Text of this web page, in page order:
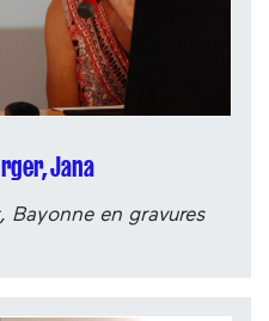
Jana
Bayonne en gravures